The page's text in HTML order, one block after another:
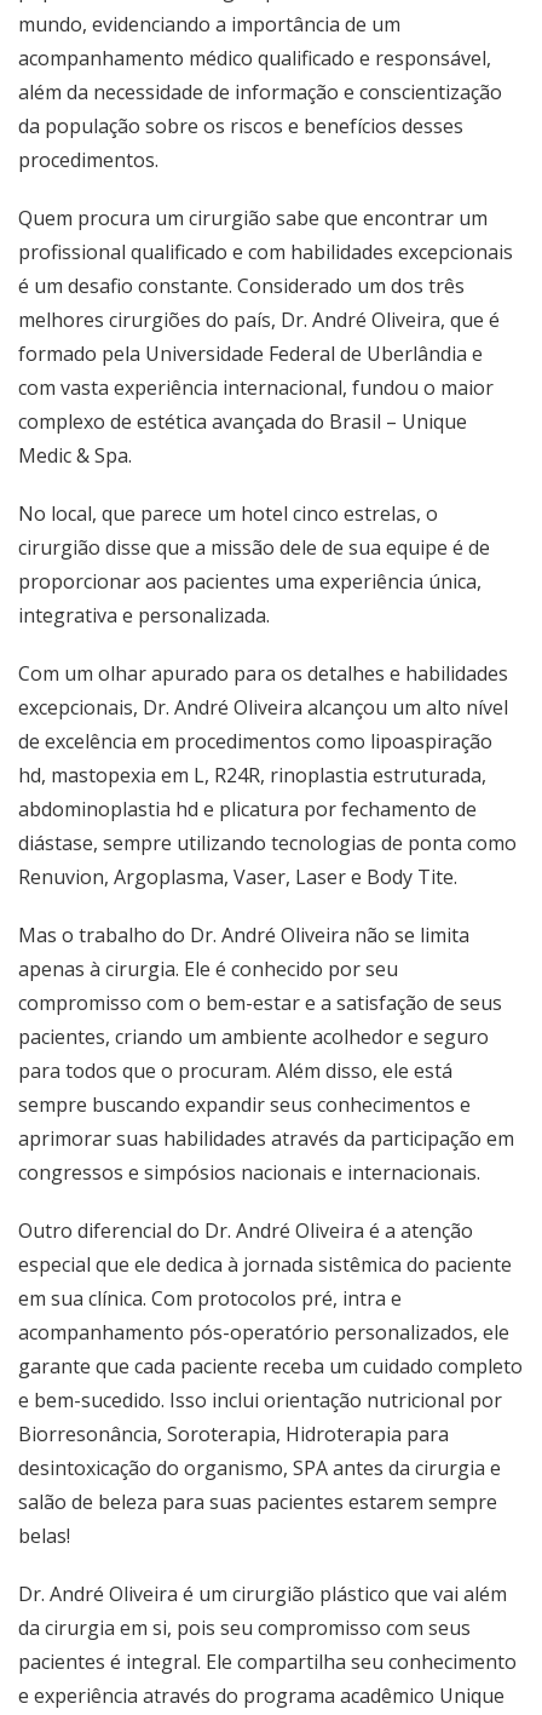
mundo, evidenciando a importância de um
acompanhamento médico qualificado e responsável,
além da necessidade de informação e conscientização
da população sobre os riscos e benefícios desses
procedimentos.
Quem procura um cirurgião sabe que encontrar um
profissional qualificado e com habilidades excepcionais
é um desafio constante. Considerado um dos três
melhores cirurgiões do país, Dr. André Oliveira, que é
formado pela Universidade Federal de Uberlândia e
com vasta experiência internacional, fundou o maior
complexo de estética avançada do Brasil – Unique
Medic & Spa.
No local, que parece um hotel cinco estrelas, o
cirurgião disse que a missão dele de sua equipe é de
proporcionar aos pacientes uma experiência única,
integrativa e personalizada.
Com um olhar apurado para os detalhes e habilidades
excepcionais, Dr. André Oliveira alcançou um alto nível
de excelência em procedimentos como lipoaspiração
hd, mastopexia em L, R24R, rinoplastia estruturada,
abdominoplastia hd e plicatura por fechamento de
diástase, sempre utilizando tecnologias de ponta como
Renuvion, Argoplasma, Vaser, Laser e Body Tite.
Mas o trabalho do Dr. André Oliveira não se limita
apenas à cirurgia. Ele é conhecido por seu
compromisso com o bem-estar e a satisfação de seus
pacientes, criando um ambiente acolhedor e seguro
para todos que o procuram. Além disso, ele está
sempre buscando expandir seus conhecimentos e
aprimorar suas habilidades através da participação em
congressos e simpósios nacionais e internacionais.
Outro diferencial do Dr. André Oliveira é a atenção
especial que ele dedica à jornada sistêmica do paciente
em sua clínica. Com protocolos pré, intra e
acompanhamento pós-operatório personalizados, ele
garante que cada paciente receba um cuidado completo
e bem-sucedido. Isso inclui orientação nutricional por
Biorresonância, Soroterapia, Hidroterapia para
desintoxicação do organismo, SPA antes da cirurgia e
salão de beleza para suas pacientes estarem sempre
belas!
Dr. André Oliveira é um cirurgião plástico que vai além
da cirurgia em si, pois seu compromisso com seus
pacientes é integral. Ele compartilha seu conhecimento
e experiência através do programa acadêmico Unique